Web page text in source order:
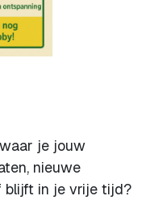
je jouw
nieuwe
blijft in je vrije tijd?